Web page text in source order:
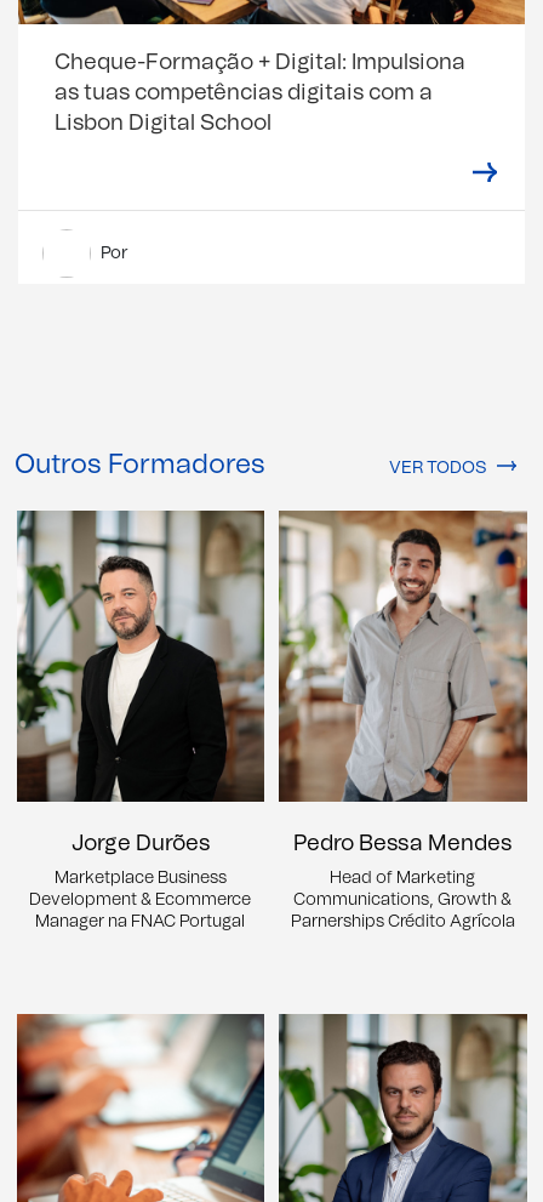
Cheque-Formação + Digital: Impulsiona
as tuas competências digitais com a
Lisbon Digital School
Por
Outros Formadores VER TODOS
Jorge Durões
Marketplace Business
Development & Ecommerce
Manager na FNAC Portugal
Pedro Bessa Mendes
Head of Marketing
Communications, Growth &
Parnerships Crédito Agrícola